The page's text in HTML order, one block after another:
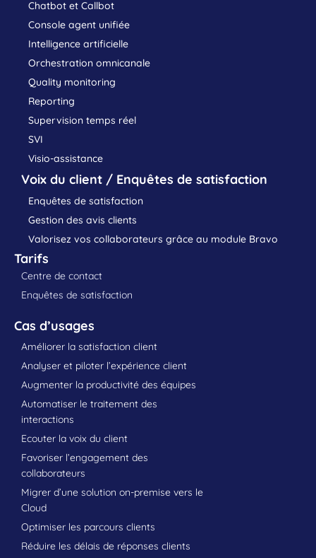
Chatbot et Callbot
Console agent unifiée
Intelligence artificielle
Orchestration omnicanale
Quality monitoring
Reporting
Supervision temps réel
SVI
Visio-assistance
Voix du client / Enquêtes de satisfaction
Enquêtes de satisfaction
Gestion des avis clients
Valorisez vos collaborateurs grâce au module Bravo
Tarifs
Centre de contact
Enquêtes de satisfaction
Cas d’usages
Améliorer la satisfaction client
Analyser et piloter l’expérience client
Augmenter la productivité des équipes
Automatiser le traitement des
interactions
Ecouter la voix du client
Favoriser l’engagement des
collaborateurs
Migrer d’une solution on-premise vers le
Cloud
Optimiser les parcours clients
Réduire les délais de réponses clients